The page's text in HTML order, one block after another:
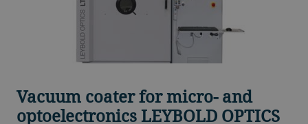
Vacuum coater for micro- and
optoelectronics LEYBOLD OPTICS